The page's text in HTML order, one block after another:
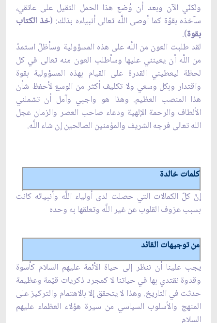
ولكنّي الآن وبعد أن وُضع هذا الحمل الثقيل على عاتقي،
سآخذه بقوّة كما أوصى اللَّه تعالى أنبياءه بذلك: (خذ الكتاب
بقوة).
لقد طلبت العون من اللَّه على هذه المسؤولية وسأظلّ استمدّ
من اللَّه أن يعينني عليها وسأطلب العون منه تعالى في كل
لحظة ليعطيني القدرة على القيام بهذه المسؤولية بقوة
واقتدار وبكل وسعي ولا تكليف أكثر من الوسع لأحفظ شأن
هذا المنصب العظيم. وهذا هو واجبي وآمل أن تشملني
الألطاف والرحمة الإلهية ودعاء صاحب العصر والزمان عجل
الله تعالى فرجه الشريف والمؤمنين الصالحين إن شاء اللَّه.
كلمات خالدة
إنّ كلّ الكمالات التي حصلت لدى أولياء اللَّه وأنبيائه كانت
بسبب عزوف القلوب عن غير اللَّه وتعلقها به وحده
من توجيهات القائد
يجب علينا أن ننظر إلى حياة الأئمة عليهم السلام كأسوة
وقدوة نقتدي بها في حياتنا لا كمجرد ذكريات قيّمة وعظيمة
حدثت في التاريخ. وهذا لا يتحقق إلا بالاهتمام والتركيز على
المنهج والأسلوب السياسي من سيرة هؤلاء العظماء عليهم
السلام